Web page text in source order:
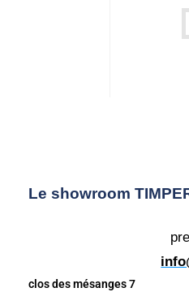
Le showroom
clos des mésanges 7